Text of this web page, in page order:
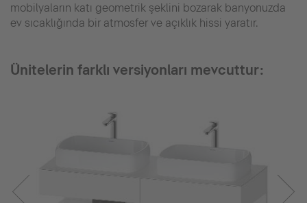
mobilyaların katı geometrik şeklini bozarak banyonuzda
ev sıcaklığında bir atmosfer ve açıklık hissi yaratır.
Ünitelerin farklı versiyonları mevcuttur: